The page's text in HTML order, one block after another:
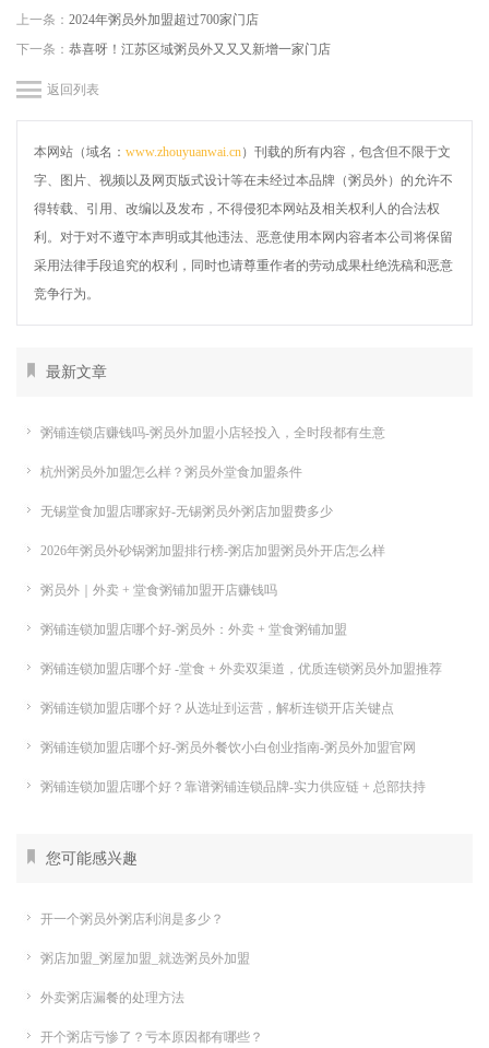
上一条： 2024年粥员外加盟超过700家门店
下一条： 恭喜呀！江苏区域粥员外又又又新增一家门店
返回列表
本网站（域名： www.zhouyuanwai.cn）刊载的所有内容，包含但不限于文
字、图片、视频以及网页版式设计等在未经过本品牌（粥员外）的允许不
得转载、引用、改编以及发布，不得侵犯本网站及相关权利人的合法权
利。对于对不遵守本声明或其他违法、恶意使用本网内容者本公司将保留
采用法律手段追究的权利，同时也请尊重作者的劳动成果杜绝洗稿和恶意
竞争行为。
最新文章
粥铺连锁店赚钱吗-粥员外加盟小店轻投入，全时段都有生意
杭州粥员外加盟怎么样？粥员外堂食加盟条件
无锡堂食加盟店哪家好-无锡粥员外粥店加盟费多少
2026年粥员外砂锅粥加盟排行榜-粥店加盟粥员外开店怎么样
粥员外｜外卖 + 堂食粥铺加盟开店赚钱吗
粥铺连锁加盟店哪个好-粥员外：外卖 + 堂食粥铺加盟
粥铺连锁加盟店哪个好 -堂食 + 外卖双渠道，优质连锁粥员外加盟推荐
粥铺连锁加盟店哪个好？从选址到运营，解析连锁开店关键点
粥铺连锁加盟店哪个好-粥员外餐饮小白创业指南-粥员外加盟官网
粥铺连锁加盟店哪个好？靠谱粥铺连锁品牌-实力供应链 + 总部扶持
您可能感兴趣
开一个粥员外粥店利润是多少？
粥店加盟_粥屋加盟_就选粥员外加盟
外卖粥店漏餐的处理方法
开个粥店亏惨了？亏本原因都有哪些？